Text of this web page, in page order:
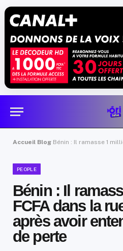
Accueil Blog Bénin : Il ramasse 1 million FCFA dans
PEOPLE
Bénin : Il
FCFA dans la
après avoir
de perte